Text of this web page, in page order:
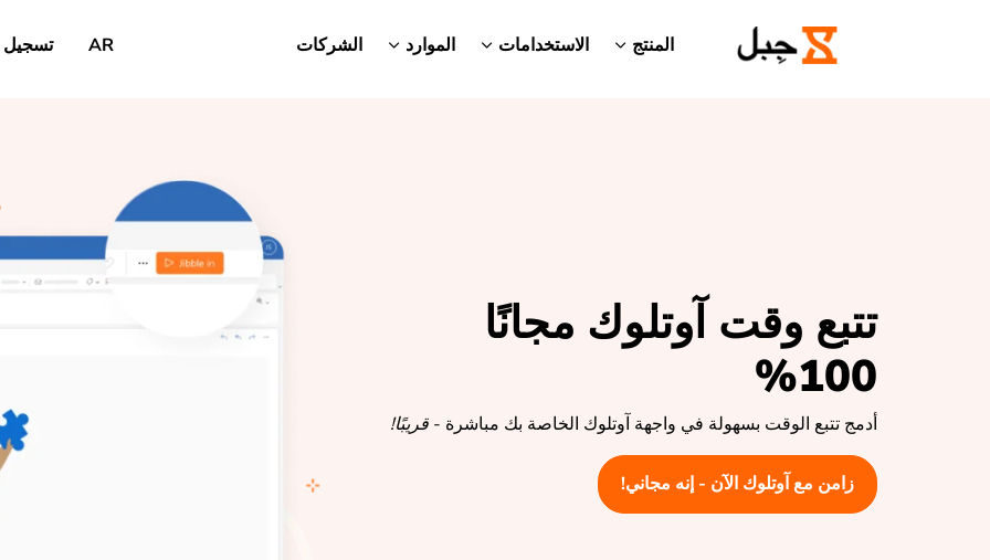
المنتج الاستخدامات الموارد الشركات AR تسجيل
تتبع وقت آوتلوك مجانًا
100%
أدمج تتبع الوقت بسهولة في واجهة آوتلوك الخاصة بك مباشرة - قريبًا!
زامن مع آوتلوك الآن - إنه مجاني!